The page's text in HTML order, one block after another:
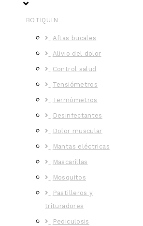
BOTIQUIN
Aftas bucales
Alivio del dolor
Control salud
Tensiómetros
Termómetros
Desinfectantes
Dolor muscular
Mantas eléctricas
Mascarillas
Mosquitos
Pastilleros y
trituradores
Pediculosis